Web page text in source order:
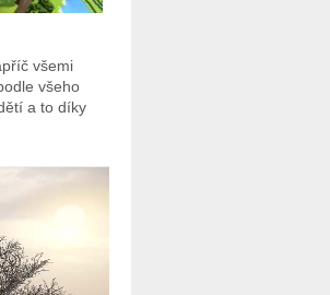
všemi
všeho
a to díky